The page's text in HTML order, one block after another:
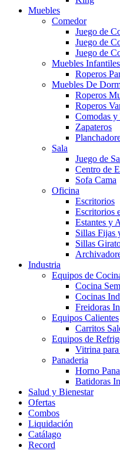
Muebles
Comedor
Juego de
Juego de
Juego de
Muebles Infantiles
Roperos
Muebles De
Roperos
Roperos
Comodas y
Zapateros
Sala
Juego de
Centro de
Sofa Cama
Oficina
Escritorios
Escritorios
Estantes y
Sillas Fijas
Sillas
Industria
Equipos de
Cocina
Cocinas
Freidoras
Equipos Calientes
Carritos
Equipos de
Vitrina
Panaderia
Horno
Batidoras
Salud y Bienestar
Ofertas
Combos
Liquidación
Catálago
Record